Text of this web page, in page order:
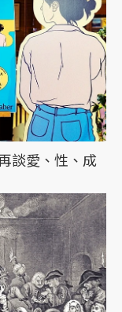
談愛、性、成